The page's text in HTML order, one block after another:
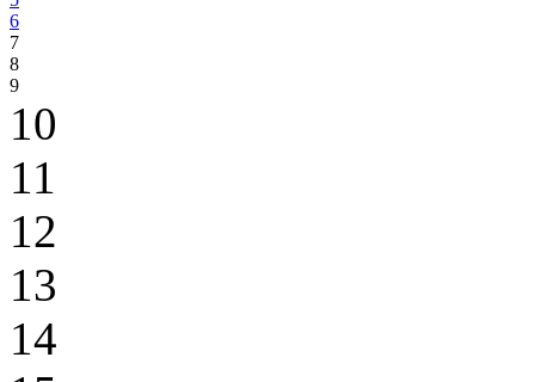
6
7
8
9
10
11
12
13
14